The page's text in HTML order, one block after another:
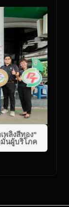
พลิงสีทอง"
มั่นผู้บริโภค